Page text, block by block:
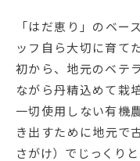
「はだ恵り」のベー
ッフ自ら大切に育て
初から、地元のベテ
ながら丹精込めて栽
一切使用しない有機
き出すために地元で
さがけ）でじっくり